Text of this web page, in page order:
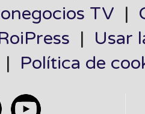
TV |
| Usar
| Política de